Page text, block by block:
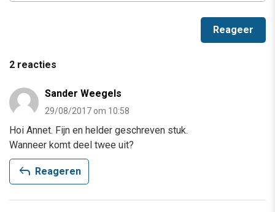
2 reacties
Sander Weegels
29/08/2017 om 10:58
Hoi Annet. Fijn en helder geschreven stuk.
Wanneer komt deel twee uit?
reply Reageren